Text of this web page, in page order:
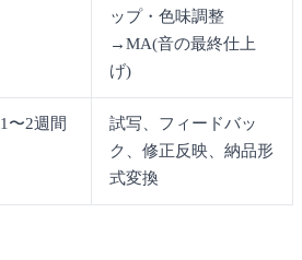
ップ・色味調整
→MA(音の最終仕上
げ)
1〜2週間
試写、フィードバッ
ク、修正反映、納品形
式変換